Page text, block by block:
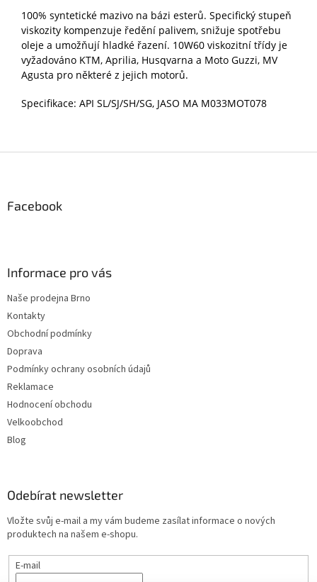
100% syntetické mazivo na bázi esterů. Specifický stupeň
viskozity kompenzuje ředění palivem, snižuje spotřebu
oleje a umožňují hladké řazení. 10W60 viskozitní třídy je
vyžadováno KTM, Aprilia, Husqvarna a Moto Guzzi, MV
Agusta pro některé z jejich motorů.
Specifikace: API SL/SJ/SH/SG, JASO MA M033MOT078
Facebook
Informace pro vás
Naše prodejna Brno
Kontakty
Obchodní podmínky
Doprava
Podmínky ochrany osobních údajů
Reklamace
Hodnocení obchodu
Velkoobchod
Blog
Odebírat newsletter
Vložte svůj e-mail a my vám budeme zasílat informace o nových
produktech na našem e-shopu.
E-mail